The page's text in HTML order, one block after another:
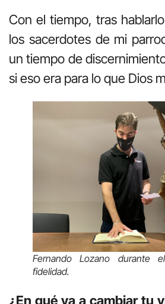
Con el tiempo, tras
los sacerdotes de mi
un tiempo de
si eso era para lo que Dios
Fernando Lozano durante
fidelidad.
¿En qué va a cambiar tu